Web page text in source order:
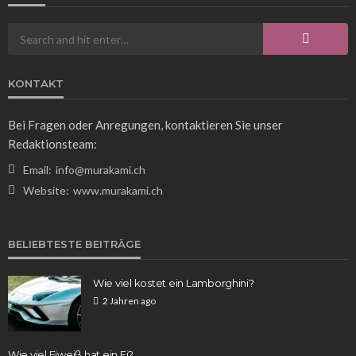
Das Pumpkin Spice Café: Ein Herbstgenuss für
Franz Rosner 6 Tagen ago
KONTAKT
Bei Fragen oder Anregungen, kontaktieren Sie unser
Redaktionsteam:
Email: info@murakami.ch
Website: www.murakami.ch
BELIEBTESTE BEITRÄGE
Wie viel kostet ein Lamborghini?
2 Jahren ago